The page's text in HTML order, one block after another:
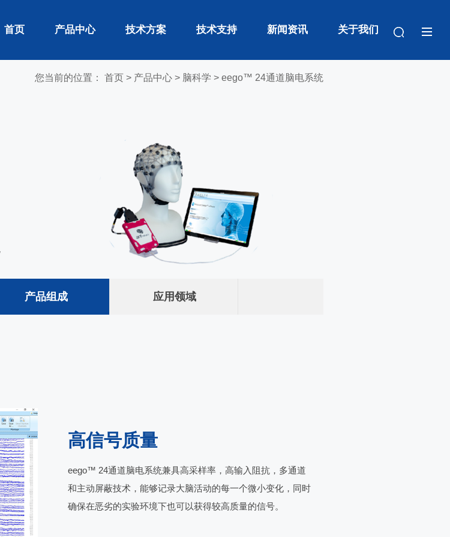
首页 产品中心 技术方案 技术支持 新闻资讯 关于我们
您当前的位置：首页 > 产品中心 > 脑科学 > eego™ 24通道脑电系统
产品组成 应用领域
高信号质量
eego™ 24通道脑电系统兼具高采样率，高输入阻抗，多通道
和主动屏蔽技术，能够记录大脑活动的每一个微小变化，同时
确保在恶劣的实验环境下也可以获得较高质量的信号。